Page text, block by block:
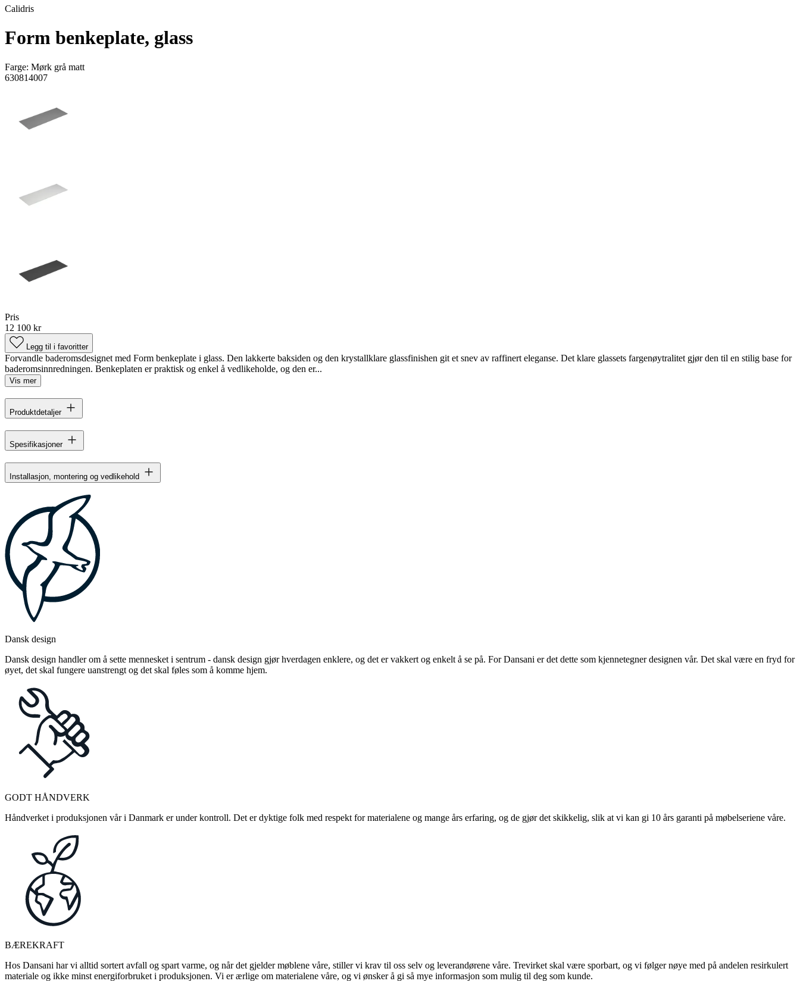
Calidris
Form benkeplate, glass
Farge: Mørk grå matt
630814007
Pris
12 100 kr
Legg til i favoritter
Forvandle baderomsdesignet med Form benkeplate i glass. Den lakkerte baksiden og den krystallklare glassfinishen git et snev av raffinert eleganse. Det klare glassets fargenøytralitet gjør den til en stilig base for
baderomsinnredningen. Benkeplaten er praktisk og enkel å vedlikeholde, og den er...
Vis mer
Produktdetaljer
Spesifikasjoner
Installasjon, montering og vedlikehold
Dansk design
Dansk design handler om å sette mennesket i sentrum - dansk design gjør hverdagen enklere, og det er vakkert og enkelt å se på. For Dansani er det dette som kjennetegner designen vår. Det skal være en fryd for
øyet, det skal fungere uanstrengt og det skal føles som å komme hjem.
GODT HÅNDVERK
Håndverket i produksjonen vår i Danmark er under kontroll. Det er dyktige folk med respekt for materialene og mange års erfaring, og de gjør det skikkelig, slik at vi kan gi 10 års garanti på møbelseriene våre.
BÆREKRAFT
Hos Dansani har vi alltid sortert avfall og spart varme, og når det gjelder møblene våre, stiller vi krav til oss selv og leverandørene våre. Trevirket skal være sporbart, og vi følger nøye med på andelen resirkulert
materiale og ikke minst energiforbruket i produksjonen. Vi er ærlige om materialene våre, og vi ønsker å gi så mye informasjon som mulig til deg som kunde.